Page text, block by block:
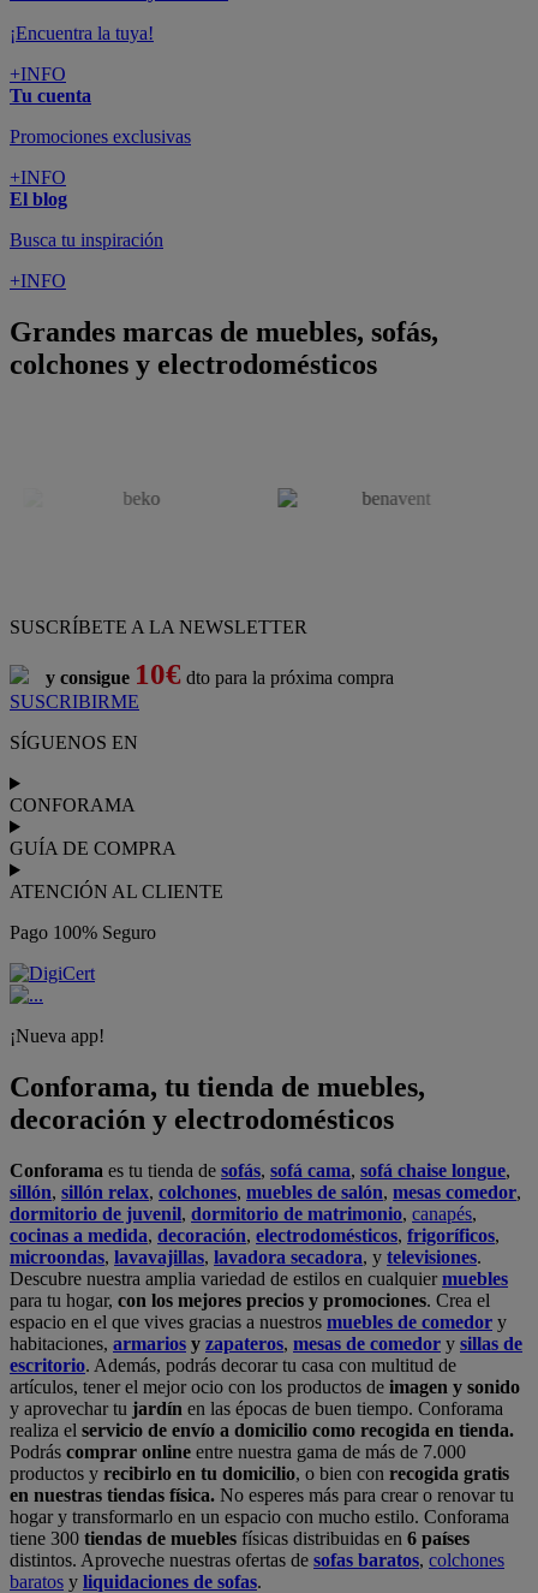
¡Encuentra la tuya!
+INFO
Tu cuenta
Promociones exclusivas
+INFO
El blog
Busca tu inspiración
+INFO
Grandes marcas de muebles, sofás,
colchones y electrodomésticos
SUSCRÍBETE A LA NEWSLETTER
y consigue 10€ dto para la próxima compra
SUSCRIBIRME
SÍGUENOS EN
CONFORAMA
GUÍA DE COMPRA
ATENCIÓN AL CLIENTE
Pago 100% Seguro
¡Nueva app!
Conforama, tu tienda de muebles,
decoración y electrodomésticos
Conforama es tu tienda de sofás, sofá cama, sofá chaise longue,
sillón, sillón relax, colchones, muebles de salón, mesas comedor,
dormitorio de juvenil, dormitorio de matrimonio, canapés,
cocinas a medida, decoración, electrodomésticos, frigoríficos,
microondas, lavavajillas, lavadora secadora, y televisiones.
Descubre nuestra amplia variedad de estilos en cualquiermuebles
para tu hogar, con los mejores precios y promociones. Crea el
espacio en el que vives gracias a nuestros muebles de comedor y
habitaciones, armarios y zapateros, mesas de comedor y sillas de
escritorio. Además, podrás decorar tu casa con multitud de
artículos, tener el mejor ocio con los productos de imagen y sonido
y aprovechar tu jardín en las épocas de buen tiempo. Conforama
realiza el servicio de envío a domicilio como recogida en tienda.
Podrás comprar online entre nuestra gama de más de 7.000
productos y recibirlo en tu domicilio, o bien con recogida gratis
en nuestras tiendas física. No esperes más para crear o renovar tu
hogar y transformarlo en un espacio con mucho estilo. Conforama
tiene 300 tiendas de muebles físicas distribuidas en 6 países
distintos. Aproveche nuestras ofertas de sofas baratos, colchones
baratos y liquidaciones de sofas.